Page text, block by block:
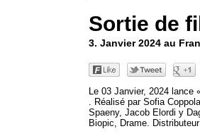
Sortie de
3. Janvier 2024 au
Le 03 Janvier, 2024
. Réalisé par Sofia
Spaeny, Jacob Elordi y
Biopic, Drame.